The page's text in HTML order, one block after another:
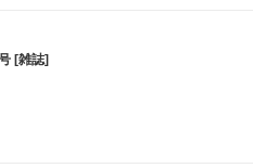
[雑誌]